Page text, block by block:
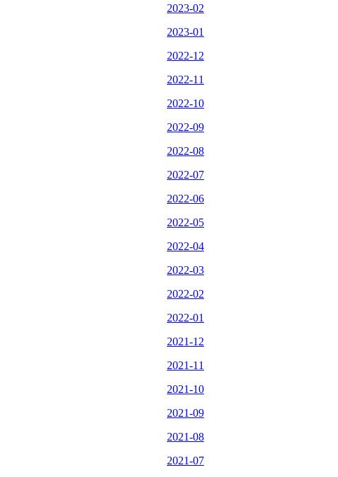
2023-02
2023-01
2022-12
2022-11
2022-10
2022-09
2022-08
2022-07
2022-06
2022-05
2022-04
2022-03
2022-02
2022-01
2021-12
2021-11
2021-10
2021-09
2021-08
2021-07